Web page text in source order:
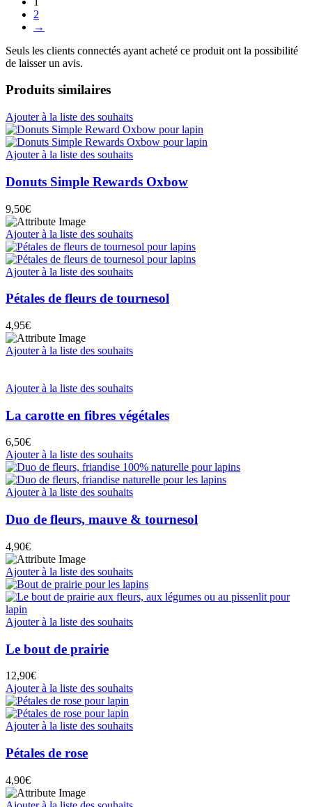
2
→
Seuls les clients connectés ayant acheté ce produit ont la possibilité
de laisser un avis.
Produits similaires
Ajouter à la liste des souhaits
Ajouter à la liste des souhaits
Donuts Simple Rewards Oxbow
9,50€
Ajouter à la liste des souhaits
Ajouter à la liste des souhaits
Pétales de fleurs de tournesol
4,95€
Ajouter à la liste des souhaits
Ajouter à la liste des souhaits
La carotte en fibres végétales
6,50€
Ajouter à la liste des souhaits
Ajouter à la liste des souhaits
Duo de fleurs, mauve & tournesol
4,90€
Ajouter à la liste des souhaits
Ajouter à la liste des souhaits
Le bout de prairie
12,90€
Ajouter à la liste des souhaits
Ajouter à la liste des souhaits
Pétales de rose
4,90€